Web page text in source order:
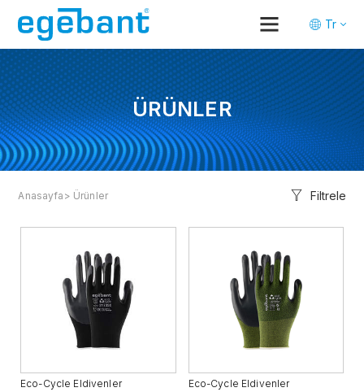
Tr
En
De
ÜRÜNLER
Anasayfa > Ürünler Filtrele
Eco-Cycle Eldivenler Eco-Cycle Eldivenler